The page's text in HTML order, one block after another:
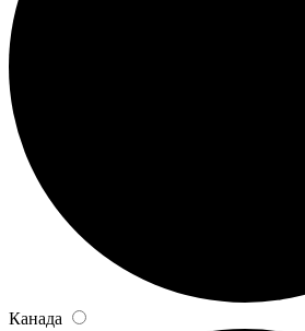
Канада